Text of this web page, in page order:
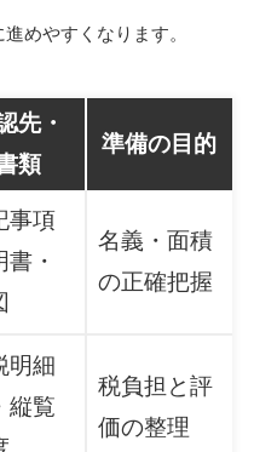
めやすくなります。
先・
類
準備の目的
事項
書・
名義・面積
の正確把握
明細
縦覧
税負担と評
価の整理